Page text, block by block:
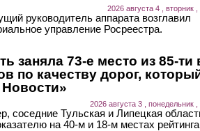
2026 августа 4 , вторник
руководитель аппарата возглавил
управление Росреестра.
заняла 73-е место из 85-ти
по качеству дорог,
2026 августа 3 , понедельник ,
соседние Тульская и Липецкая
на 40-м и 18-м местах